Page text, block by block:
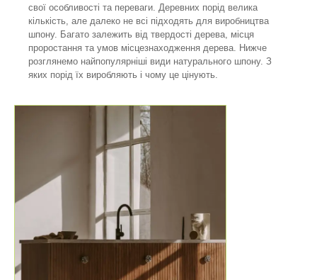
свої особливості та переваги. Деревних порід велика
кількість, але далеко не всі підходять для виробництва
шпону. Багато залежить від твердості дерева, місця
проростання та умов місцезнаходження дерева. Нижче
розглянемо найпопулярніші види натурального шпону. З
яких порід їх виробляють і чому це цінують.